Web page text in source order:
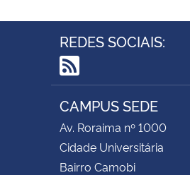
REDES SOCIAIS:
RSS
CAMPUS SEDE
Av. Roraima nº 1000
Cidade Universitária
Bairro Camobi